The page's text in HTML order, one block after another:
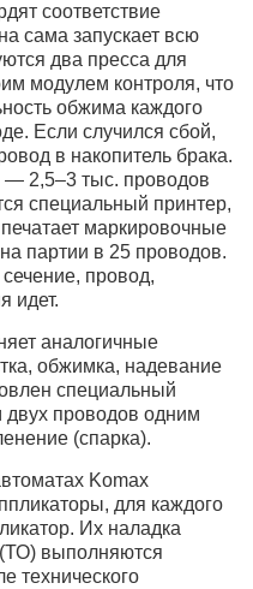
соответствие
сама запускает всю
два пресса для
модулем контроля, что
обжима каждого
Если случился сбой,
в накопитель брака.
— 2,5–3 тыс. проводов
специальный принтер,
маркировочные
партии в 25 проводов.
провод,
идет.
аналогичные
обжимка, надевание
специальный
проводов одним
(спарка).
Komax
для каждого
Их наладка
выполняются
технического